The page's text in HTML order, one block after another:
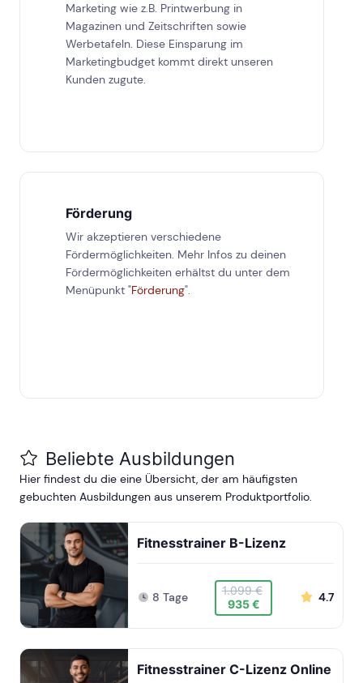
Marketing wie z.B. Printwerbung in
Magazinen und Zeitschriften sowie
Werbetafeln. Diese Einsparung im
Marketingbudget kommt direkt unseren
Kunden zugute.
Förderung
Wir akzeptieren verschiedene
Fördermöglichkeiten. Mehr Infos zu deinen
Fördermöglichkeiten erhältst du unter dem
Menüpunkt "Förderung".
Beliebte Ausbildungen
Hier findest du die eine Übersicht, der am häufigsten
gebuchten Ausbildungen aus unserem Produktportfolio.
Fitnesstrainer B-Lizenz
8 Tage
1.099 €
935 €
4.7
Fitnesstrainer C-Lizenz Online